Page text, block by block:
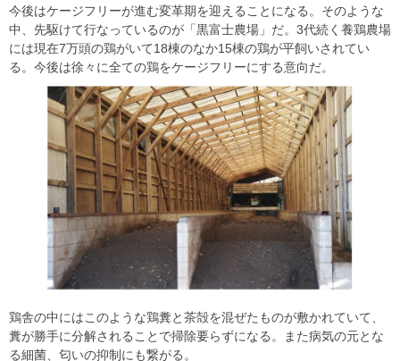
今後はケージフリーが進む変革期を迎えることになる。そのような
中、先駆けて行なっているのが「黒富士農場」だ。3代続く養鶏農場
には現在7万頭の鶏がいて18棟のなか15棟の鶏が平飼いされてい
る。今後は徐々に全ての鶏をケージフリーにする意向だ。
鶏舎の中にはこのような鶏糞と茶殻を混ぜたものが敷かれていて、
糞が勝手に分解されることで掃除要らずになる。また病気の元とな
る細菌、匂いの抑制にも繋がる。